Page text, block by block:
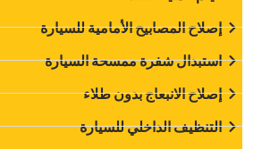
‏إصلاح المصابيح الأمامية للسيارة‏
‏استبدال شفرة ممسحة السيارة‏
‏إصلاح الانبعاج بدون طلاء‏
‏التنظيف الداخلي للسيارة‏